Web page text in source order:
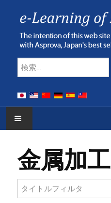
検索
E-LEARNING
WEBINAR
金属加工
タイトルフィルタ